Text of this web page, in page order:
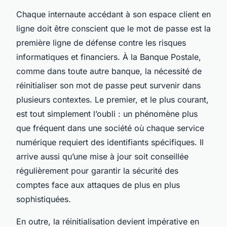
Chaque internaute accédant à son espace client en
ligne doit être conscient que le mot de passe est la
première ligne de défense contre les risques
informatiques et financiers. À la Banque Postale,
comme dans toute autre banque, la nécessité de
réinitialiser son mot de passe peut survenir dans
plusieurs contextes. Le premier, et le plus courant,
est tout simplement l’oubli : un phénomène plus
que fréquent dans une société où chaque service
numérique requiert des identifiants spécifiques. Il
arrive aussi qu’une mise à jour soit conseillée
régulièrement pour garantir la sécurité des
comptes face aux attaques de plus en plus
sophistiquées.
En outre, la réinitialisation devient impérative en